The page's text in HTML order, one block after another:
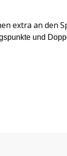
extra an den
und